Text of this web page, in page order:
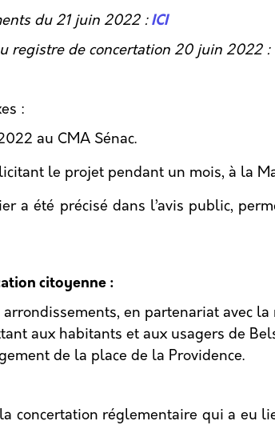
du 21 juin 2022 :ICI
registre de concertation 20 juin 2022 :
:
au CMA Sénac.
le projet pendant un mois, à la
a été précisé dans l’avis public,
citoyenne :
en partenariat avec
aux habitants et aux usagers de
de la place de la Providence.
concertation réglementaire qui a eu